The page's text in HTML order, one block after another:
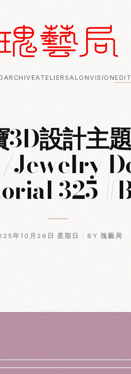
ARCHIVEATELIER SALONVISION
設計主
Jewelry
325
年10月26日 星期日 · BY 瑰藝局